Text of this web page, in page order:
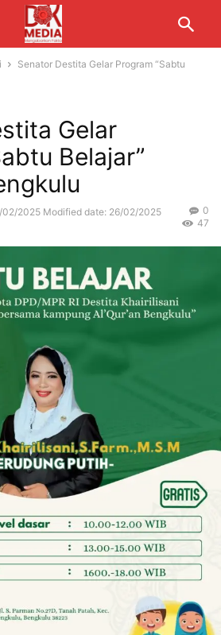
Senator Destita Gelar Program “Sabtu
Gelar
Belajar”
02/2025 Modified date: 26/02/2025
0
47